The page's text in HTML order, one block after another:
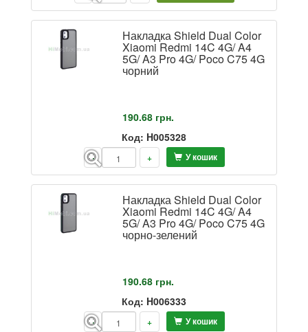
Накладка Shield Dual Color
Xiaomi Redmi 14C 4G/ A4
5G/ A3 Pro 4G/ Poco C75 4G
чорний
190.68 грн.
Код: H005328
- + У кошик
Накладка Shield Dual Color
Xiaomi Redmi 14C 4G/ A4
5G/ A3 Pro 4G/ Poco C75 4G
чорно-зелений
190.68 грн.
Код: H006333
- + У кошик